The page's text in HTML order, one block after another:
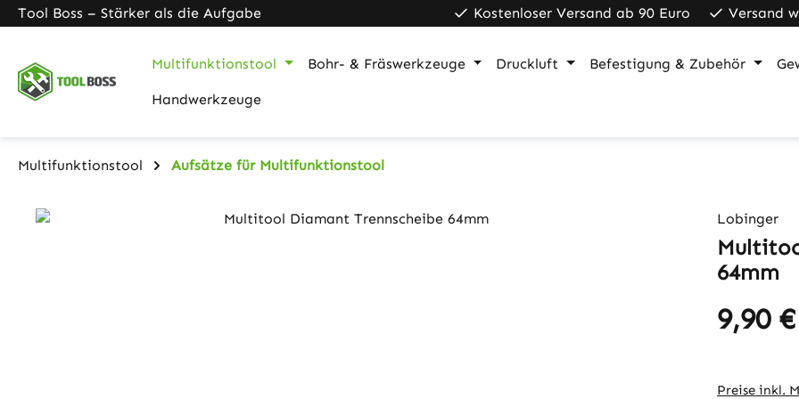
Hauptinhalt springen
Zur Suche springen
Zur Hauptnavigation springen
Tool Boss – Stärker als die Aufgabe Kostenloser Versand ab 90 Euro Versand
Multifunktionstool Bohr- & Fräswerkzeuge Druckluft Befestigung & Zubehör
Handwerkzeuge
Multifunktionstool Aufsätze für Multifunktionstool
Bildergalerie überspringen Lobinger
64mm
Regulärer
9,90 €
Preise inkl.